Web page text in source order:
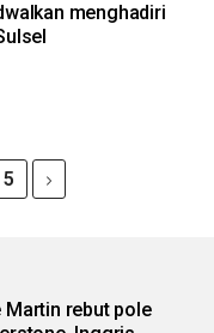
menghadiri
5
Martin rebut pole